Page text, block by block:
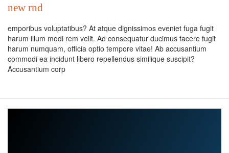
new rnd
emporibus voluptatibus? At atque dignissimos eveniet fuga fugit
harum illum modi rem velit. Ad consequatur ducimus facere fugit
harum numquam, officia optio tempore vitae! Ab accusantium
commodi ea incidunt libero repellendus similique suscipit?
Accusantium corp